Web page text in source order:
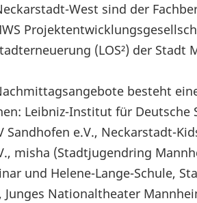
West sind der
(LOS²) der Stadt
besteht
Leibniz-Institut für Deutsche
Sandhofen e.V., Neckarstadt-
misha (Stadtjugendring
und Helene-Lange-Schule,
Junges Nationaltheater